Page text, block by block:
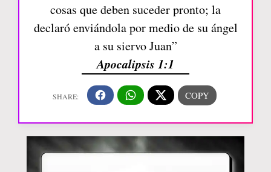
cosas que deben suceder pronto; la
declaró enviándola por medio de su ángel
a su siervo Juan”
Apocalipsis 1:1